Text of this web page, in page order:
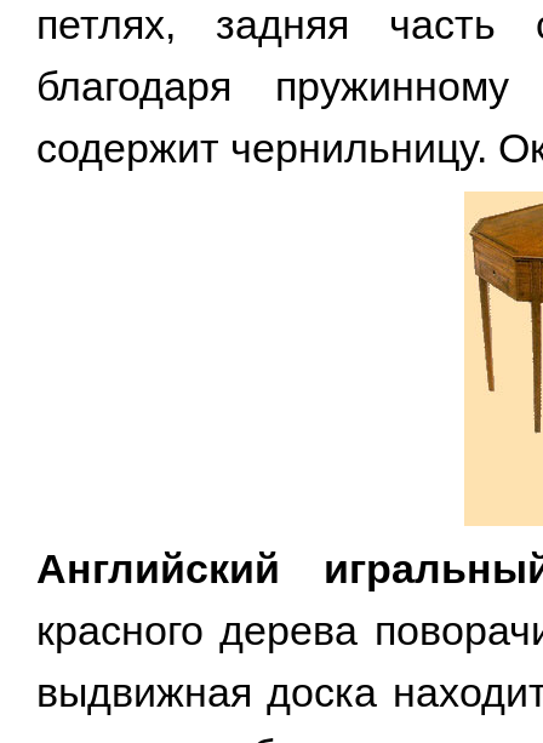
петлях, задняя
благодаря
содержит чернильницу.
Английский
красного дерева
выдвижная доска